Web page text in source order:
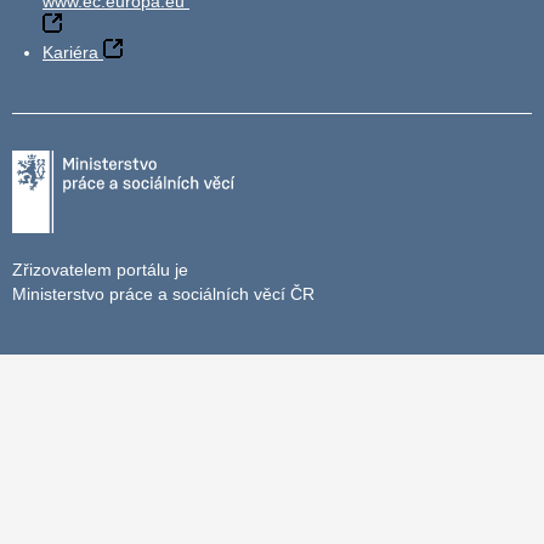
Kariéra
Zřizovatelem portálu je
Ministerstvo práce a sociálních věcí ČR